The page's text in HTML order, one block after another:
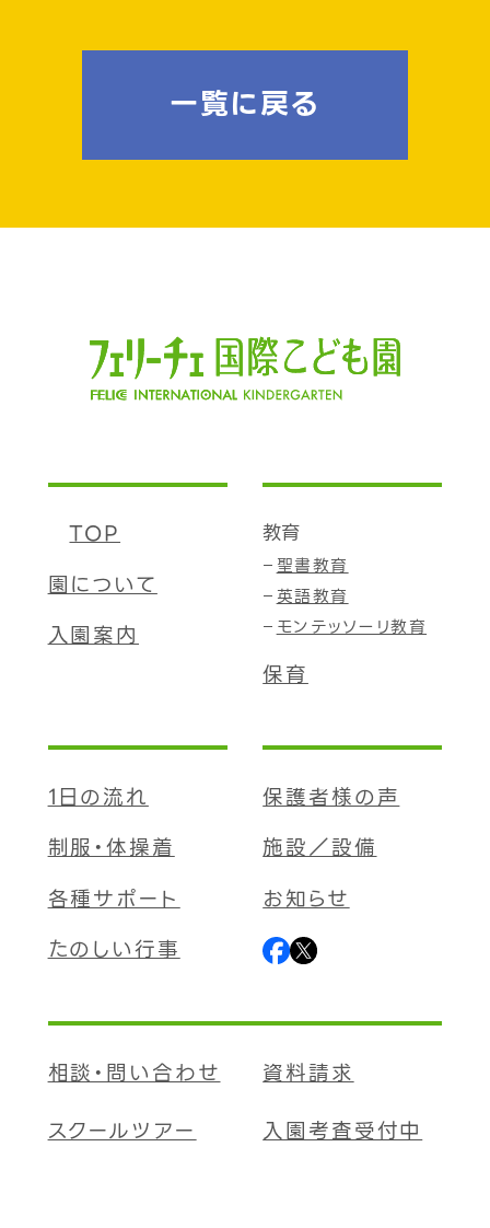
一覧に戻る
TOP
園について
入園案内
教育
聖書教育
英語教育
モンテッソーリ教育
保育
1日の流れ
制服・体操着
各種サポート
たのしい行事
保護者様の声
施設／設備
お知らせ
相談・問い合わせ
資料請求
スクールツアー
入園考査受付中